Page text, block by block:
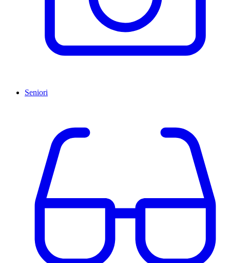
Seniori